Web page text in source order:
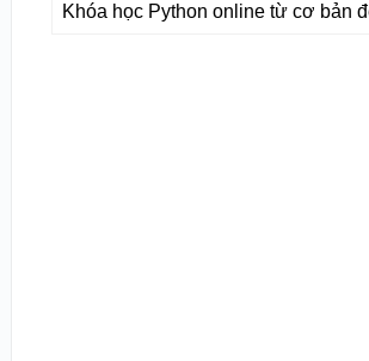
Khóa học Python online từ cơ bản